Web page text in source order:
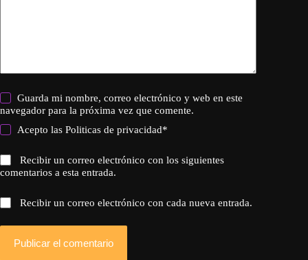
Guarda mi nombre, correo electrónico y web en este
navegador para la próxima vez que comente.
Acepto lasPoliticas de privacidad*
Recibir un correo electrónico con los siguientes
comentarios a esta entrada.
Recibir un correo electrónico con cada nueva entrada.
Publicar el comentario